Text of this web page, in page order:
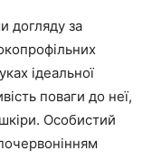
догляду за
ідеальної
поваги до неї,
Особистий